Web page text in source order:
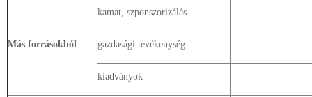
Más forrásokból
kamat, szponszorizálás
gazdasági tevékenység
kiadványok